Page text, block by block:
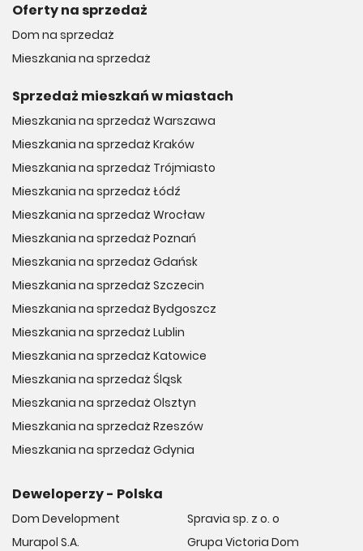
Oferty na sprzedaż
Dom na sprzedaż
Mieszkania na sprzedaż
Sprzedaż mieszkań w miastach
Mieszkania na sprzedaż Warszawa
Mieszkania na sprzedaż Kraków
Mieszkania na sprzedaż Trójmiasto
Mieszkania na sprzedaż Łódź
Mieszkania na sprzedaż Wrocław
Mieszkania na sprzedaż Poznań
Mieszkania na sprzedaż Gdańsk
Mieszkania na sprzedaż Szczecin
Mieszkania na sprzedaż Bydgoszcz
Mieszkania na sprzedaż Lublin
Mieszkania na sprzedaż Katowice
Mieszkania na sprzedaż Śląsk
Mieszkania na sprzedaż Olsztyn
Mieszkania na sprzedaż Rzeszów
Mieszkania na sprzedaż Gdynia
Deweloperzy - Polska
Dom Development
Murapol S.A.
Spravia sp. z o. o
Grupa Victoria Dom